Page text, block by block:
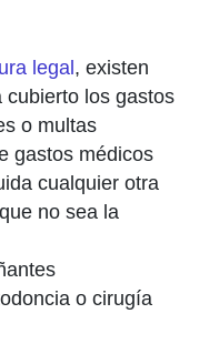
legal , existen
cubierto los gastos
o multas
gastos médicos
cualquier otra
no sea la
o cirugía